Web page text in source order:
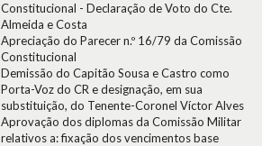
Constitucional - Declaração de Voto do Cte.
Almeida e Costa
Apreciação do Parecer n.º 16/79 da Comissão
Constitucional
Demissão do Capitão Sousa e Castro como
Porta-Voz do CR e designação, em sua
substituição, do Tenente-Coronel Víctor Alves
Aprovação dos diplomas da Comissão Militar
relativos a: fixação dos vencimentos base